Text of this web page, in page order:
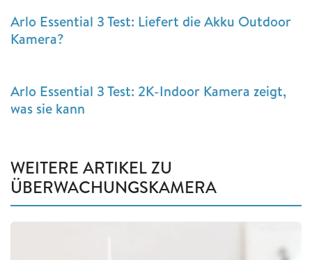
Arlo Essential 3 Test: Liefert die Akku Outdoor
Kamera?
Arlo Essential 3 Test: 2K-Indoor Kamera zeigt,
was sie kann
WEITERE ARTIKEL ZU
ÜBERWACHUNGSKAMERA